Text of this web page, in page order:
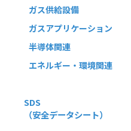
ガス供給設備
ガスアプリケーション
半導体関連
エネルギー・環境関連
SDS
（安全データシート）